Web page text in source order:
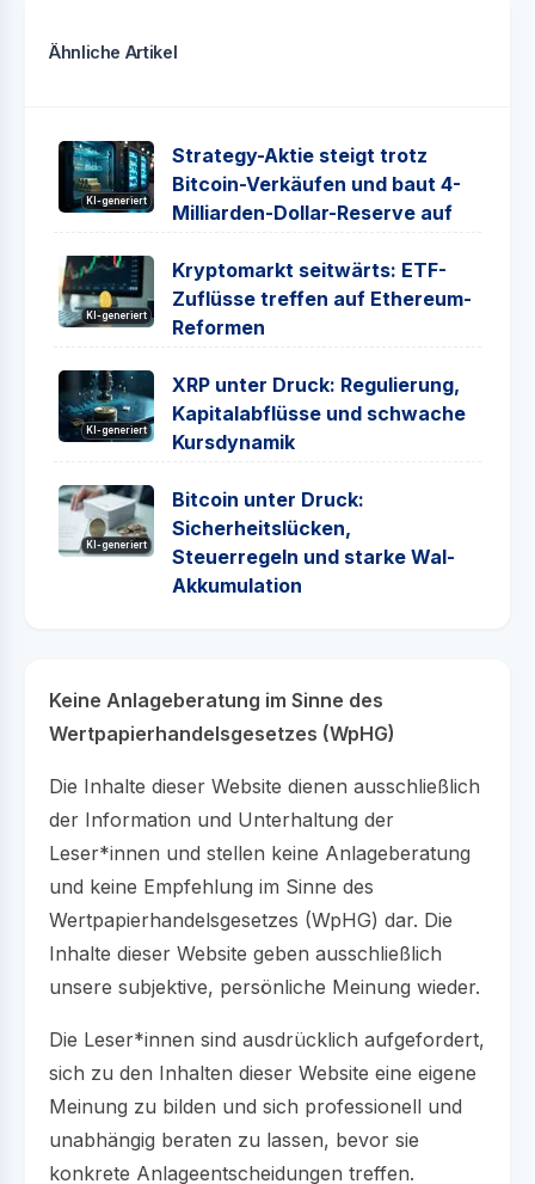
Ähnliche Artikel
KI-generiert
Strategy-Aktie steigt trotz
Bitcoin-Verkäufen und baut 4-
Milliarden-Dollar-Reserve auf
KI-generiert
Kryptomarkt seitwärts: ETF-
Zuflüsse treffen auf Ethereum-
Reformen
KI-generiert
XRP unter Druck: Regulierung,
Kapitalabflüsse und schwache
Kursdynamik
KI-generiert
Bitcoin unter Druck:
Sicherheitslücken,
Steuerregeln und starke Wal-
Akkumulation
Keine Anlageberatung im Sinne des
Wertpapierhandelsgesetzes (WpHG)
Die Inhalte dieser Website dienen ausschließlich
der Information und Unterhaltung der
Leser*innen und stellen keine Anlageberatung
und keine Empfehlung im Sinne des
Wertpapierhandelsgesetzes (WpHG) dar. Die
Inhalte dieser Website geben ausschließlich
unsere subjektive, persönliche Meinung wieder.
Die Leser*innen sind ausdrücklich aufgefordert,
sich zu den Inhalten dieser Website eine eigene
Meinung zu bilden und sich professionell und
unabhängig beraten zu lassen, bevor sie
konkrete Anlageentscheidungen treffen.